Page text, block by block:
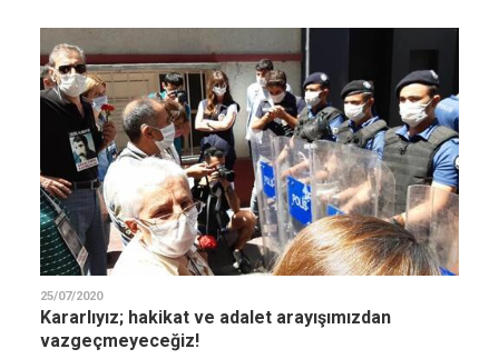
25/07/2020
Kararlıyız; hakikat ve adalet arayışımızdan
vazgeçmeyeceğiz!